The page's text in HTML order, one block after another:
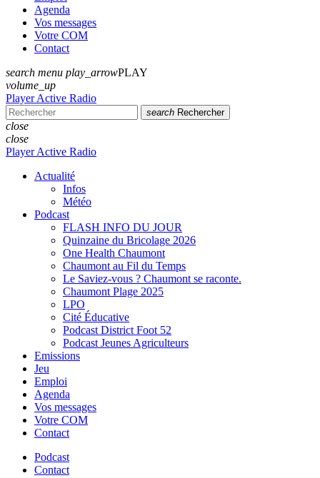
Agenda
Vos messages
Votre COM
Contact
search menu play_arrowPLAY
volume_up
Player Active Radio
search Rechercher
close
close
Player Active Radio
Actualité
Infos
Météo
Podcast
FLASH INFO DU JOUR
Quinzaine du Bricolage 2026
One Health Chaumont
Chaumont au Fil du Temps
Le Saviez-vous ? Chaumont se raconte.
Chaumont Plage 2025
LPO
Cité Éducative
Podcast District Foot 52
Podcast Jeunes Agriculteurs
Emissions
Jeu
Emploi
Agenda
Vos messages
Votre COM
Contact
Podcast
Contact